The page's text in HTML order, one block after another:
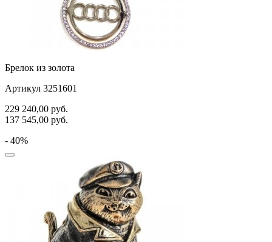
Брелок из золота
Артикул 3251601
229 240,00 руб.
137 545,00 руб.
- 40%